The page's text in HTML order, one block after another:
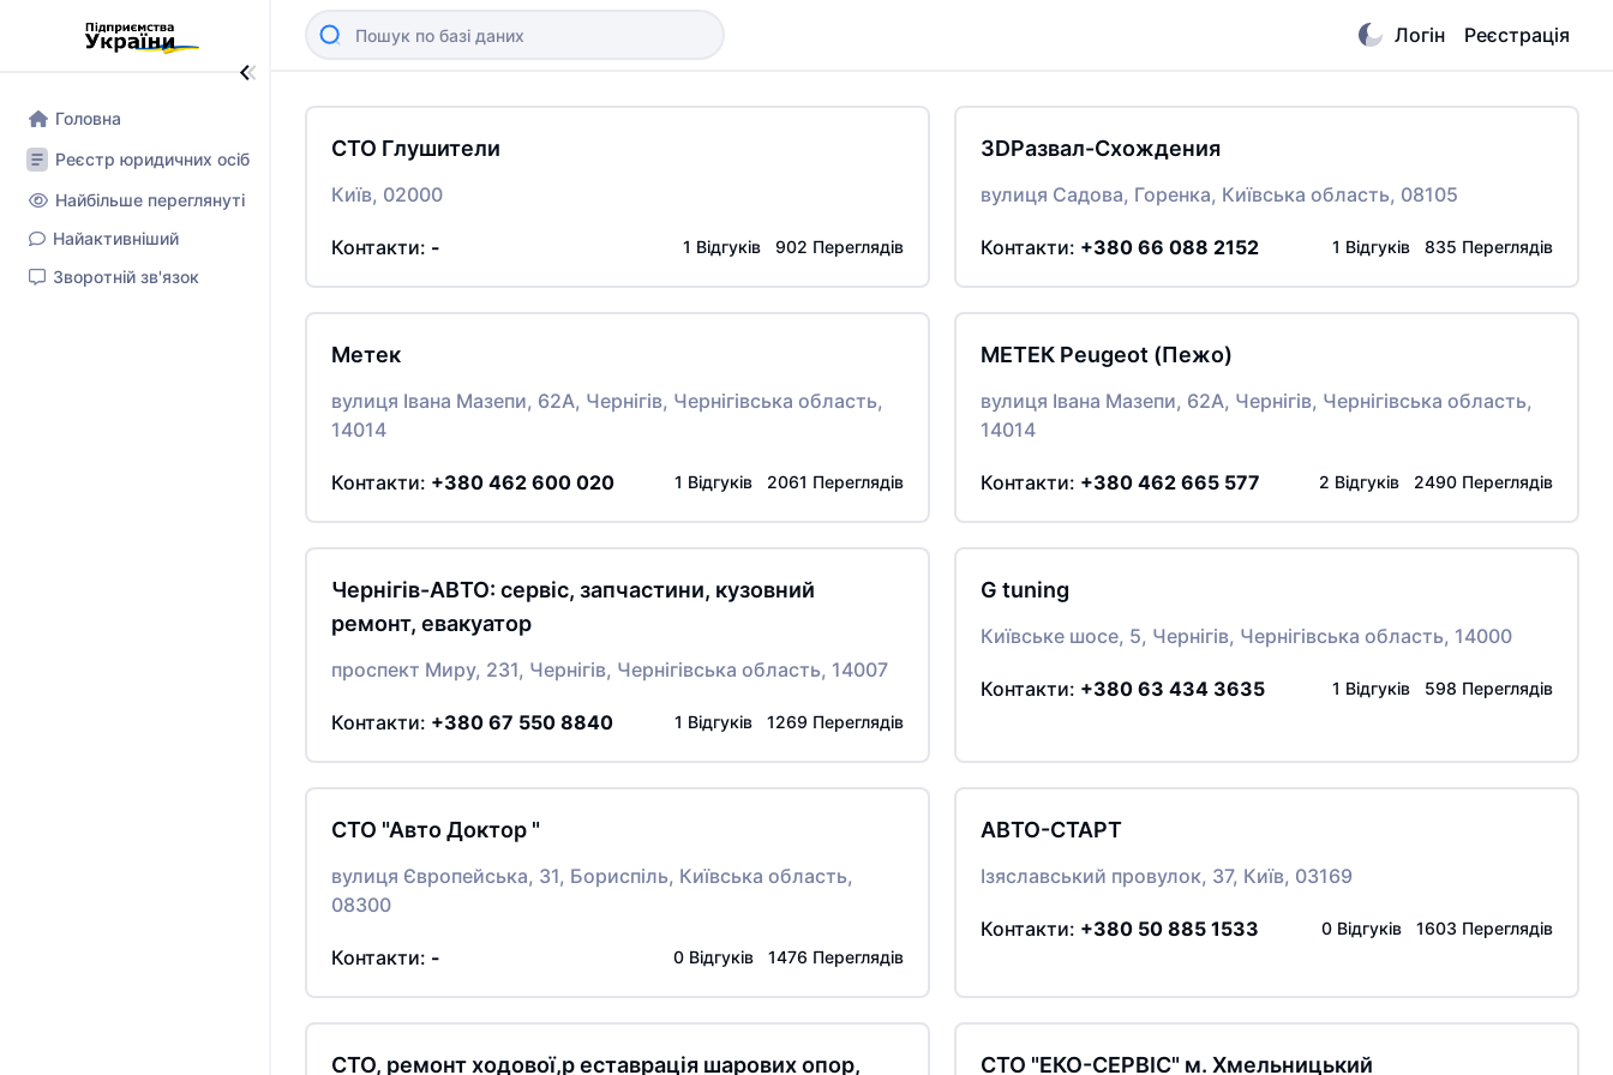
Головна
Реєстр юридичних осіб
Найбільше переглянуті
Найактивніший
Зворотній зв'язок
Логін Реєстрація
СТО Глушители
Київ, 02000
Контакти: - 1 Відгуків 902 Переглядів
3DРазвал-Схождения
вулиця Садова, Горенка, Київська область, 08105
Контакти: +380 66 088 2152 1 Відгуків 835 Переглядів
Метек
вулиця Івана Мазепи, 62А, Чернігів, Чернігівська область,
14014
Контакти: +380 462 600 020 1 Відгуків 2061 Переглядів
МЕТЕК Peugeot (Пежо)
вулиця Івана Мазепи, 62А, Чернігів, Чернігівська область,
14014
Контакти: +380 462 665 577 2 Відгуків 2490 Переглядів
Чернігів-АВТО: сервіс, запчастини, кузовний
ремонт, евакуатор
проспект Миру, 231, Чернігів, Чернігівська область, 14007
Контакти: +380 67 550 8840 1 Відгуків 1269 Переглядів
G tuning
Київське шосе, 5, Чернігів, Чернігівська область, 14000
Контакти: +380 63 434 3635 1 Відгуків 598 Переглядів
СТО "Авто Доктор "
вулиця Європейська, 31, Бориспіль, Київська область,
08300
Контакти: - 0 Відгуків 1476 Переглядів
АВТО-СТАРТ
Ізяславський провулок, 37, Київ, 03169
Контакти: +380 50 885 1533 0 Відгуків 1603 Переглядів
СТО, ремонт ходової,р еставрація шарових опор, СТО "ЕКО-СЕРВІС" м. Хмельницький